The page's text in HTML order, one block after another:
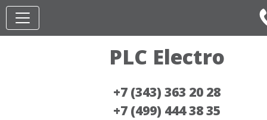
PLC Electro
+7 (343) 363 20 28
+7 (499) 444 38 35